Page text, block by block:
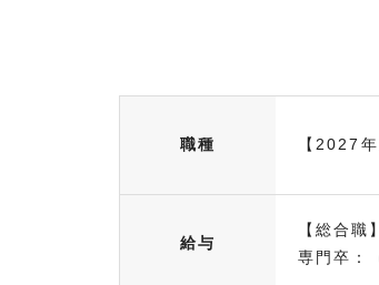
職種 【2027
給与
【総合
専門卒：